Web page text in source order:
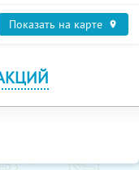
Показать на карте